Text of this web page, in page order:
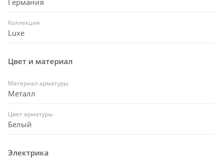
Коллекция
Luxe
Цвет и материал
Материал арматуры
Металл
Цвет арматуры
Белый
Электрика